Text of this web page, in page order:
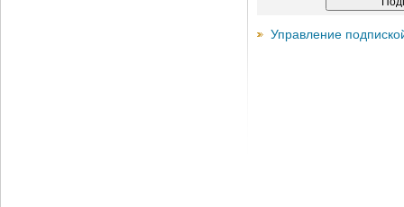
Управление